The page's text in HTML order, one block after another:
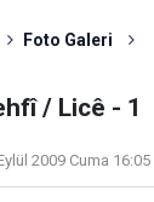
Foto Galeri
/ Licê - 1
2009 Cuma 16:05